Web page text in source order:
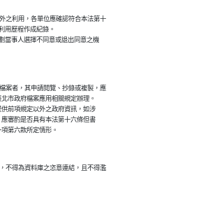
之利用，各單位應確認符合本法第十
用歷程作成紀錄。
當事人選擇不同意或退出同意之機
案者，其申請閱覽、抄錄或複製，應
北市政府檔案應用相關規定辦理。
供前項規定以外之政府資訊，如涉
應審酌是否具有本法第十六條但書
不得為資料庫之恣意連結，且不得濫